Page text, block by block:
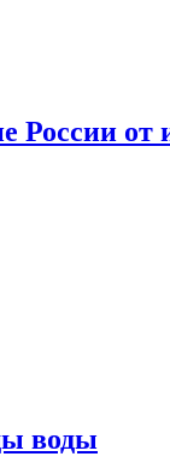
России от
воды